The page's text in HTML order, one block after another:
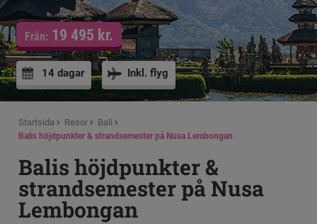
Från: 19 495 kr.
14 dagar Inkl. flyg
Startsida Resor Bali
Balis höjdpunkter & strandsemester på Nusa Lembongan
Balis höjdpunkter &
strandsemester på Nusa
Lembongan